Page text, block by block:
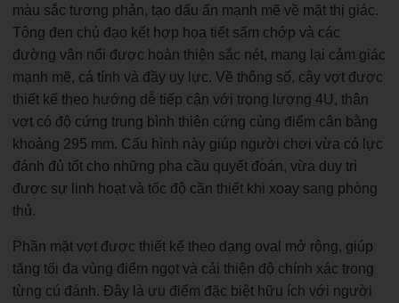
màu sắc tương phản, tạo dấu ấn mạnh mẽ về mặt thị giác.
Tông đen chủ đạo kết hợp họa tiết sấm chớp và các
đường vân nổi được hoàn thiện sắc nét, mang lại cảm giác
mạnh mẽ, cá tính và đầy uy lực. Về thông số, cây vợt được
thiết kế theo hướng dễ tiếp cận với trọng lượng 4U, thân
vợt có độ cứng trung bình thiên cứng cùng điểm cân bằng
khoảng 295 mm. Cấu hình này giúp người chơi vừa có lực
đánh đủ tốt cho những pha cầu quyết đoán, vừa duy trì
được sự linh hoạt và tốc độ cần thiết khi xoay sang phòng
thủ.
Phần mặt vợt được thiết kế theo dạng oval mở rộng, giúp
tăng tối đa vùng điểm ngọt và cải thiện độ chính xác trong
từng cú đánh. Đây là ưu điểm đặc biệt hữu ích với người